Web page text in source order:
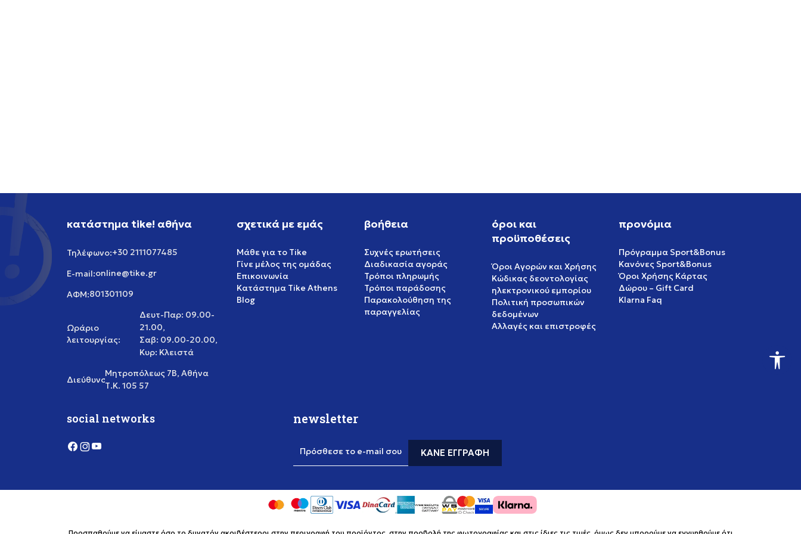
κατάστημα tike! αθήνα
Τηλέφωνο:+30 2111077485
E-mail:online@tike.gr
ΑΦΜ:801301109
Ωράριο
λειτουργίας:
Δευτ-Παρ: 09.00-
21.00,
Σαβ: 09.00-20.00,
Κυρ: Κλειστά
Διεύθυνση:
Μητροπόλεως 7Β, Αθήνα
Τ.Κ. 105 57
σχετικά με εμάς
Μάθε για το Tike
Γίνε μέλος της ομάδας
Επικοινωνία
Κατάστημα Tike Athens
Blog
βοήθεια
Συχνές ερωτήσεις
Διαδικασία αγοράς
Τρόποι πληρωμής
Τρόποι παράδοσης
Παρακολούθηση της
παραγγελίας
όροι και
προϋποθέσεις
Όροι Αγορών και Χρήσης
Κώδικας δεοντολογίας
ηλεκτρονικού εμπορίου
Πολιτική προσωπικών
δεδομένων
Αλλαγές και επιστροφές
προνόμια
Πρόγραμμα Sport&Bonus
Κανόνες Sport&Bonus
Όροι Χρήσης Κάρτας
Δώρου – Gift Card
Klarna Faq
social networks newsletter
Πρόσθεσε το e-mail σου ΚΆΝΕ ΕΓΓΡΑΦΉ